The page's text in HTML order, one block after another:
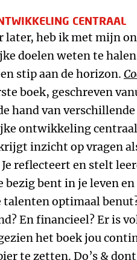
CENTRAAL
later, heb ik met mijn
doelen weten te
stip aan de horizon.
boek, geschreven
hand van
ontwikkeling
inzicht op vragen
reflecteert en stelt
bezig bent in je leven
optimaal
En financieel? Er is
het boek jou
te zetten. Do’s &